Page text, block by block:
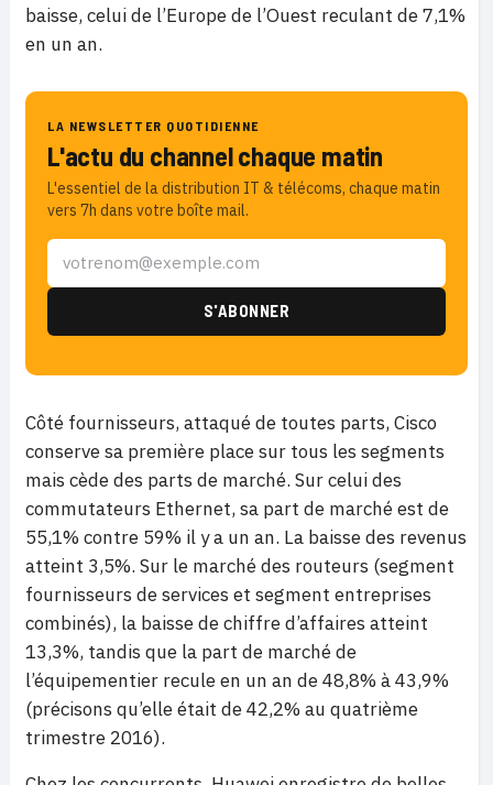
baisse, celui de l’Europe de l’Ouest reculant de 7,1%
en un an.
LA NEWSLETTER QUOTIDIENNE
L'actu du channel chaque matin
L'essentiel de la distribution IT & télécoms, chaque matin
vers 7h dans votre boîte mail.
Côté fournisseurs, attaqué de toutes parts, Cisco
conserve sa première place sur tous les segments
mais cède des parts de marché. Sur celui des
commutateurs Ethernet, sa part de marché est de
55,1% contre 59% il y a un an. La baisse des revenus
atteint 3,5%. Sur le marché des routeurs (segment
fournisseurs de services et segment entreprises
combinés), la baisse de chiffre d’affaires atteint
13,3%, tandis que la part de marché de
l’équipementier recule en un an de 48,8% à 43,9%
(précisons qu’elle était de 42,2% au quatrième
trimestre 2016).